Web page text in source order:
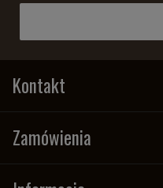
Kontakt
Zamówienia